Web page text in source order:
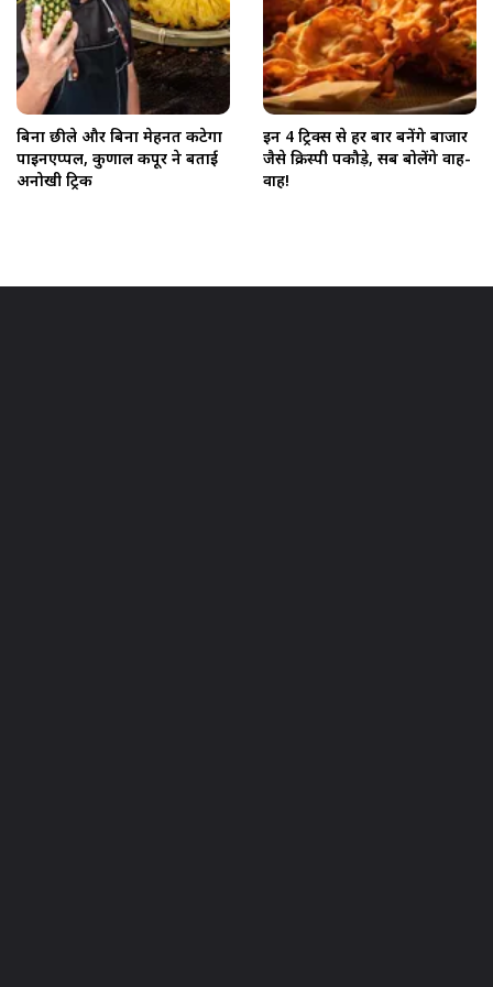
बिना छीले और बिना मेहनत कटेगा
पाइनएप्पल, कुणाल कपूर ने बताई
अनोखी ट्रिक
इन 4 ट्रिक्स से हर बार बनेंगे बाजार
जैसे क्रिस्पी पकौड़े, सब बोलेंगे वाह-
वाह!